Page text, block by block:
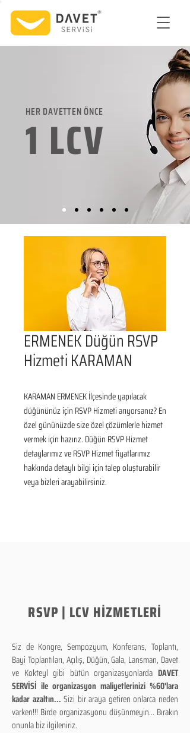
HER DAVETTEN ÖNCE
1 LCV
ERMENEK Düğün RSVP
Hizmeti KARAMAN
KARAMAN ERMENEK İlçesinde yapılacak
düğününüz için RSVP Hizmeti arıyorsanız? En
özel gününüzde size özel çözümlerle hizmet
vermek için hazırız. Düğün RSVP Hizmet
detaylarımız ve RSVP Hizmet fiyatlarımız
hakkında detaylı bilgi için talep oluşturabilir
veya bizleri arayabilirsiniz.
RSVP | LCV HİZMETLERİ
Siz de Kongre, Sempozyum, Konferans, Toplantı,
Bayi Toplantıları, Açılış, Düğün, Gala, Lansman, Davet
ve Kokteyl gibi bütün organizasyonlarda DAVET
SERVİSİ ile organizasyon maliyetlerinizi %60'lara
kadar azaltın...Sizi bir araya getiren onlarca neden
varken!!! Birde organizasyonu düşünmeyin... Bırakın
onunla biz ilgileniriz.